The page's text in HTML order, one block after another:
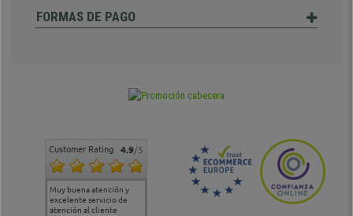
FORMAS DE PAGO
Customer Rating 4.9/5
Muy buena atención y
excelente servicio de
atención al cliente
Muy buena atención de
cara al asesoramiento
Si estoy contento